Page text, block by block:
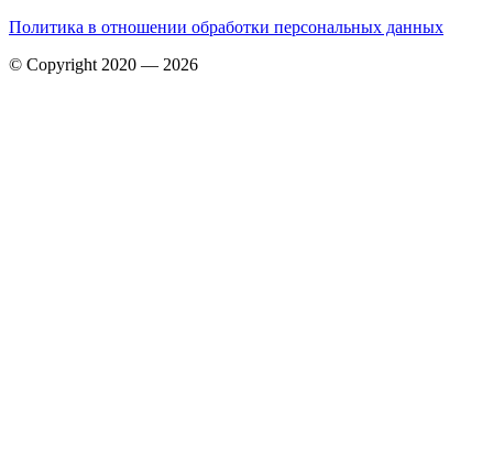
Политика в отношении обработки персональных данных
© Copyright 2020 — 2026